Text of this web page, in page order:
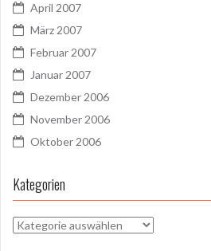
April 2007
März 2007
Februar 2007
Januar 2007
Dezember 2006
November 2006
Oktober 2006
Kategorien
Kategorien